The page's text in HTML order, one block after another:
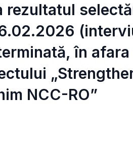
în
NCC-RO”